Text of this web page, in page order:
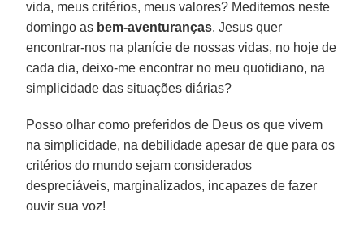
vida, meus critérios, meus valores? Meditemos neste
domingo as bem-aventuranças. Jesus quer
encontrar-nos na planície de nossas vidas, no hoje de
cada dia, deixo-me encontrar no meu quotidiano, na
simplicidade das situações diárias?
Posso olhar como preferidos de Deus os que vivem
na simplicidade, na debilidade apesar de que para os
critérios do mundo sejam considerados
despreciáveis, marginalizados, incapazes de fazer
ouvir sua voz!